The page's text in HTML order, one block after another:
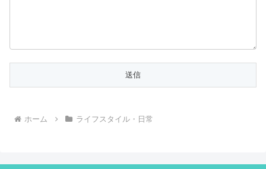
ホーム ライフスタイル・日常